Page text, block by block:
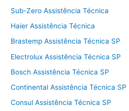
Sub-Zero Assistência Técnica
Haier Assistência Técnica
Brastemp Assistência Técnica SP
Electrolux Assistência Técnica SP
Bosch Assistência Técnica SP
Continental Assistência Técnica SP
Consul Assistência Técnica SP